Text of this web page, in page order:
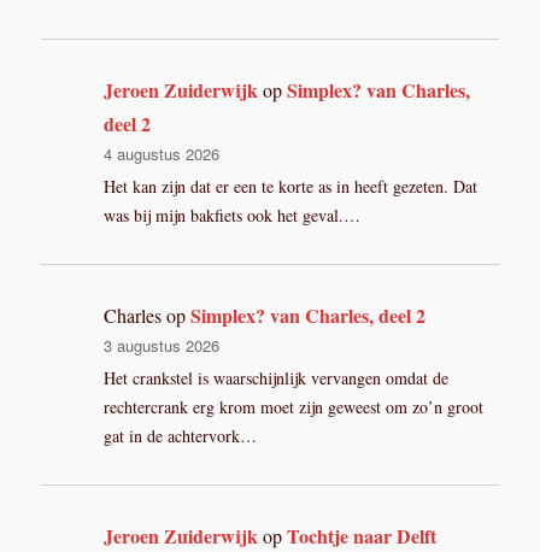
Jeroen ZuiderwijkopSimplex? van Charles,
deel 2
4 augustus 2026
Het kan zijn dat er een te korte as in heeft gezeten. Dat
was bij mijn bakfiets ook het geval.…
CharlesopSimplex? van Charles, deel 2
3 augustus 2026
Het crankstel is waarschijnlijk vervangen omdat de
rechtercrank erg krom moet zijn geweest om zo’n groot
gat in de achtervork…
Jeroen ZuiderwijkopTochtje naar Delft